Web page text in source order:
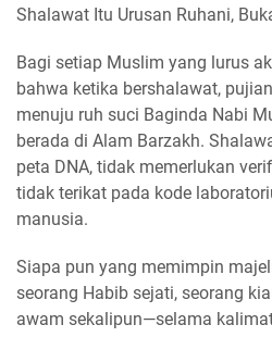
Shalawat Itu Urusan Ruhani,
Bagi setiap Muslim yang lurus
bahwa ketika bershalawat,
menuju ruh suci Baginda Nabi
berada di Alam Barzakh.
peta DNA, tidak memerlukan
tidak terikat pada kode
manusia.
Siapa pun yang memimpin
seorang Habib sejati, seorang
awam sekalipun—selama